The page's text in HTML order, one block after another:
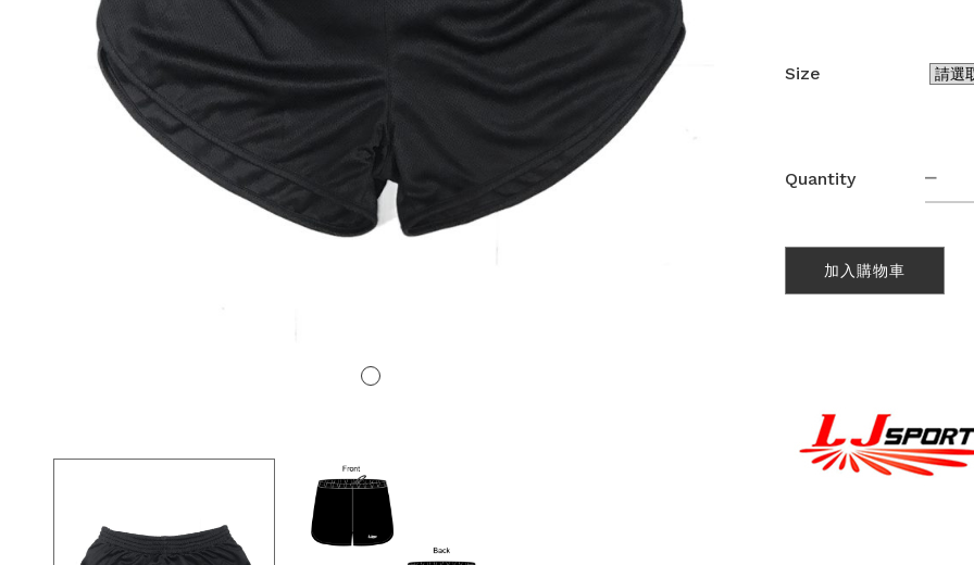
Size
Quantity
田
徑
步
褲
加入購物車